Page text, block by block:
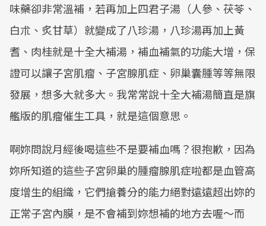
味藥卻非常溫補，若再加上四君子湯（人參、茯苓、
白朮、炙甘草）就變成了八珍湯，八珍湯再加上黃
耆、肉桂就是十全大補湯，補血補氣的功能大增，保
證可以讓子宮肌瘤、子宮腺肌症、卵巢囊腫等等無限
發展，想多大就多大。我常常說十全大補湯簡直是旗
艦版的肌瘤催生工具，就是這個意思。
啊妳問說月經後喝這些不是要補血嗎？很抱歉，因為
妳所知道的這些子宮卵巢的腫瘤腺肌症啦都是血管高
度增生的組織，它們搶養分的能力絕對遠遠超出妳的
正常子宮內膜，是不會補到妳想補的地方去喔～而